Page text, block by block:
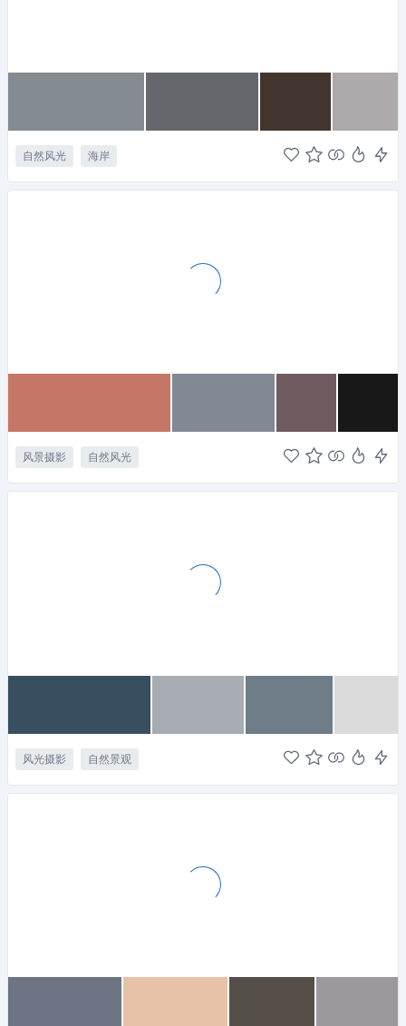
自然风光 海岸
风景摄影 自然风光
风光摄影 自然景观